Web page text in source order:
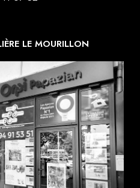
LE MOURILLON